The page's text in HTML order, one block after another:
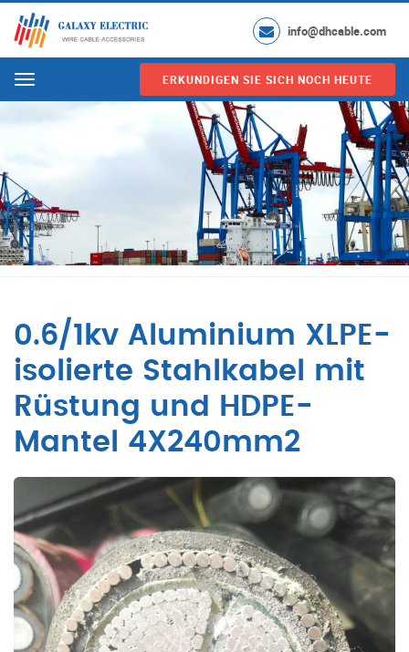
info@dhcable.com
Menu ERKUNDIGEN SIE SICH NOCH HEUTE
0.6/1kv Aluminium XLPE-
isolierte Stahlkabel mit
Rüstung und HDPE-
Mantel 4X240mm2